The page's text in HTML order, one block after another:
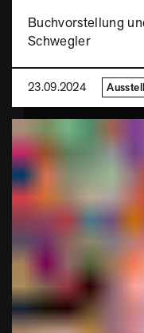
Buchvorstellung
Schwegler
23.09.2024